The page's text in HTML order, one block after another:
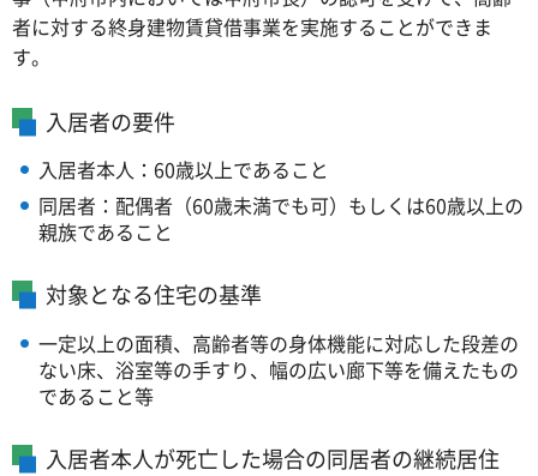
者に対する終身建物賃貸借事業を実施することができま
す。
入居者の要件
入居者本人：60歳以上であること
同居者：配偶者（60歳未満でも可）もしくは60歳以上の
親族であること
対象となる住宅の基準
一定以上の面積、高齢者等の身体機能に対応した段差の
ない床、浴室等の手すり、幅の広い廊下等を備えたもの
であること等
入居者本人が死亡した場合の同居者の継続居住